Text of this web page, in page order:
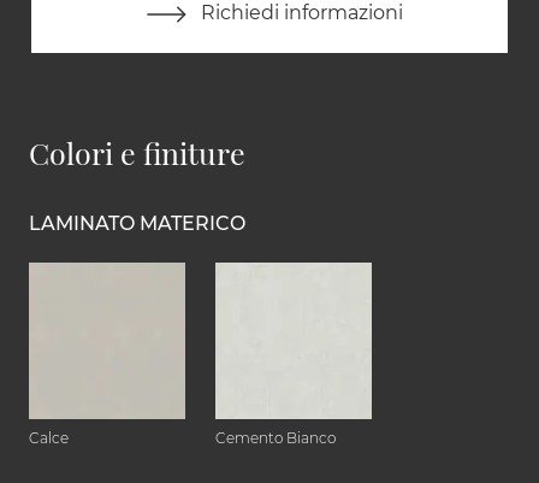
Richiedi informazioni
Colori e finiture
LAMINATO MATERICO
Calce Cemento Bianco